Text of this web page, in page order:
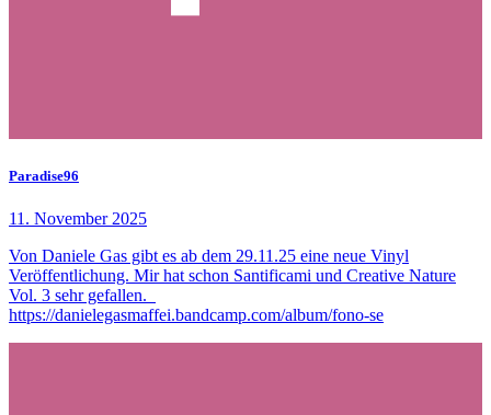
Paradise96
11. November 2025
Von Daniele Gas gibt es ab dem 29.11.25 eine neue Vinyl
Veröffentlichung. Mir hat schon Santificami und Creative Nature
Vol. 3 sehr gefallen.
https://danielegasmaffei.bandcamp.com/album/fono-se